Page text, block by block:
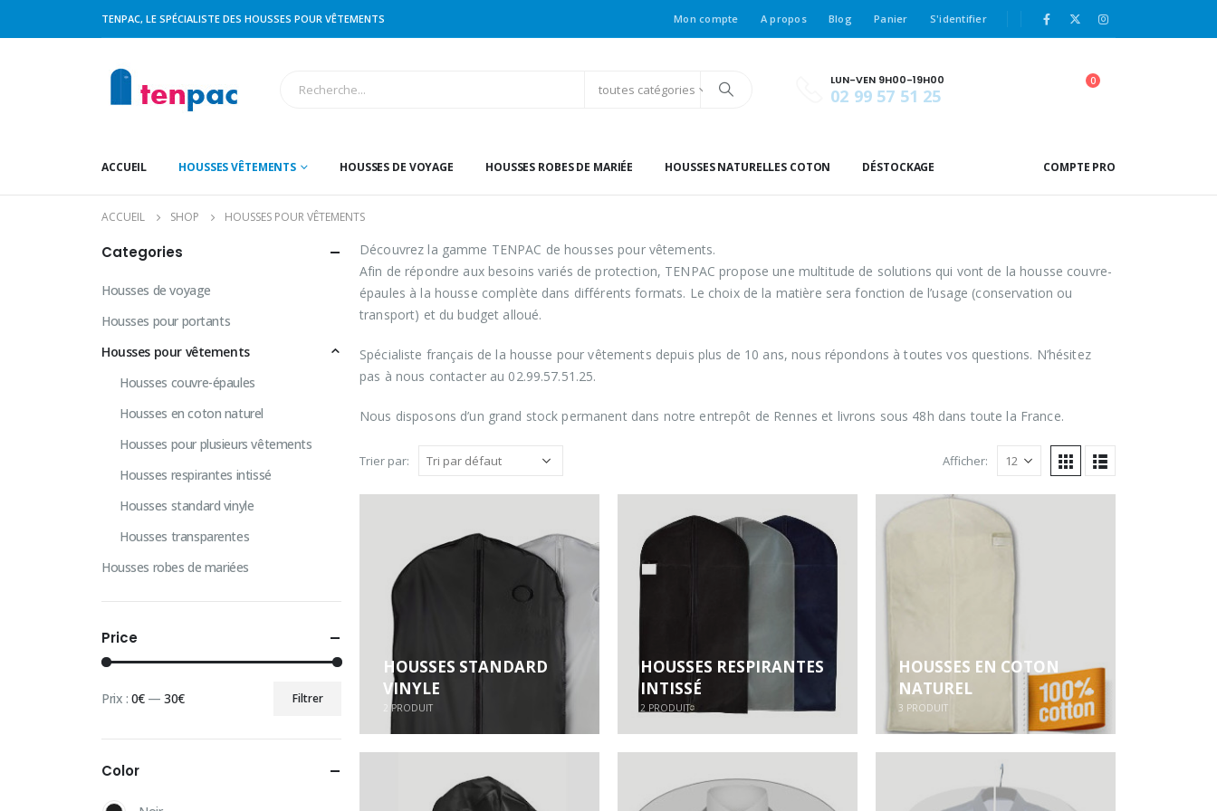
TENPAC, LE SPÉCIALISTE DES HOUSSES POUR VÊTEMENTS Mon compte A propos Blog Panier S'identifier
toutes catégories
LUN-VEN 9H00-19H00
02 99 57 51 25
0
ACCUEIL HOUSSES VÊTEMENTS HOUSSES DE VOYAGE HOUSSES ROBES DE MARIÉE HOUSSES NATURELLES COTON DÉSTOCKAGE COMPTE PRO
ACCUEIL SHOP HOUSSES POUR VÊTEMENTS
Découvrez la gamme TENPAC de housses pour vêtements.
Afin de répondre aux besoins variés de protection, TENPAC propose une multitude de solutions qui vont de la housse couvre-
épaules à la housse complète dans différents formats. Le choix de la matière sera fonction de l’usage (conservation ou
transport) et du budget alloué.
Spécialiste français de la housse pour vêtements depuis plus de 10 ans, nous répondons à toutes vos questions. N’hésitez
pas à nous contacter au 02.99.57.51.25.
Nous disposons d’un grand stock permanent dans notre entrepôt de Rennes et livrons sous 48h dans toute la France.
Trier par: Afficher:
HOUSSES STANDARD
VINYLE
PRODUIT
HOUSSES RESPIRANTES
INTISSÉ
2 PRODUIT
HOUSSES EN COTON
NATUREL
3 PRODUIT
Categories
Housses de voyage
Housses pour portants
Housses pour vêtements
Housses couvre-épaules
Housses en coton naturel
Housses pour plusieurs vêtements
Housses respirantes intissé
Housses standard vinyle
Housses transparentes
Housses robes de mariées
Price
min
max
Filtrer
Prix : 0€—30€
Color